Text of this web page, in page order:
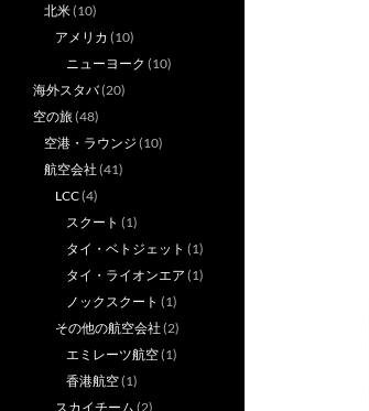
北米(10)
アメリカ (10)
ニューヨーク (10)
海外スタバ(20)
空の旅(48)
空港・ラウンジ (10)
航空会社 (41)
LCC(4)
スクート (1)
タイ・ベトジェット (1)
タイ・ライオンエア (1)
ノックスクート (1)
その他の航空会社 (2)
エミレーツ航空(1)
香港航空(1)
スカイチーム (2)